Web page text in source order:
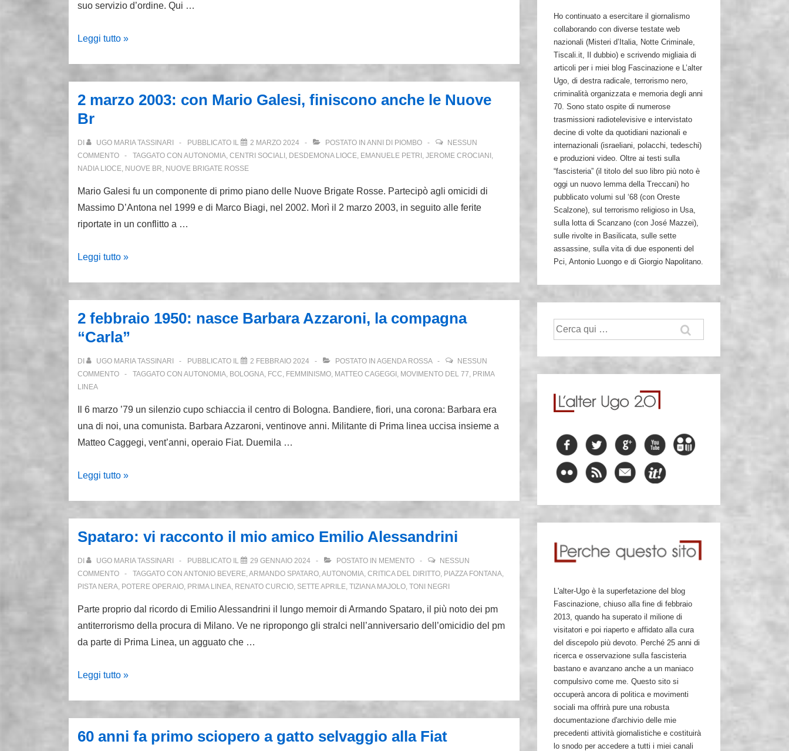
suo servizio d’ordine. Qui …
La
il
comizio,
battaglia
Leggi tutto »
2 marzo 2003: con Mario Galesi, finiscono anche le Nuove
Br
DI UGO MARIA TASSINARI PUBBLICATO IL 2 MARZO 2024 POSTATO IN ANNI DI PIOMBO
NESSUN
COMMENTO
TAGGATO CON AUTONOMIA, CENTRI SOCIALI , DESDEMONA LIOCE, EMANUELE PETRI , JEROME CROCIANI ,
NADIA LIOCE, NUOVE BR, NUOVE BRIGATE ROSSE
Mario Galesi fu un componente di primo piano delle Nuove Brigate Rosse. Partecipò agli omicidi di
Massimo D’Antona nel 1999 e di Marco Biagi, nel 2002. Morì il 2 marzo 2003, in seguito alle ferite
riportate in un conflitto a …
2
Mario
Galesi,
finiscono
anche
le
Nuove
Leggi tutto »
2 febbraio 1950: nasce Barbara Azzaroni, la compagna
“Carla”
DI UGO MARIA TASSINARI PUBBLICATO IL 2 FEBBRAIO 2024 POSTATO IN AGENDA ROSSA
NESSUN
COMMENTO
TAGGATO CON AUTONOMIA, BOLOGNA, FCC, FEMMINISMO, MATTEO CAGEGGI , MOVIMENTO DEL 77, PRIMA
LINEA
Il 6 marzo ’79 un silenzio cupo schiaccia il centro di Bologna. Bandiere, fiori, una corona: Barbara era
una di noi, una comunista. Barbara Azzaroni, ventinove anni. Militante di Prima linea uccisa insieme a
Matteo Caggegi, vent’anni, operaio Fiat. Duemila …
2
Barbara
Azzaroni,
la
compagna
“Carla”
Leggi tutto »
Spataro: vi racconto il mio amico Emilio Alessandrini
DI UGO MARIA TASSINARI PUBBLICATO IL 29 GENNAIO 2024 POSTATO IN MEMENTO
NESSUN
COMMENTO
TAGGATO CON ANTONIO BEVERE,ARMANDO SPATARO,AUTONOMIA, CRITICA DEL DIRITTO, PIAZZA FONTANA,
PISTA NERA, POTERE OPERAIO, PRIMA LINEA, RENATO CURCIO, SETTE APRILE, TIZIANA MAJOLO, TONI NEGRI
Parte proprio dal ricordo di Emilio Alessandrini il lungo memoir di Armando Spataro, il più noto dei pm
antiterrorismo della procura di Milano. Ve ne ripropongo gli stralci nell’anniversario dell’omicidio del pm
da parte di Prima Linea, un agguato che …
Spataro:
mio
Leggi tutto »
60 anni fa primo sciopero a gatto selvaggio alla Fiat
Ho continuato a esercitare il giornalismo
collaborando con diverse testate web
nazionali (Misteri d’Italia, Notte Criminale,
Tiscali.it, Il dubbio) e scrivendo migliaia di
articoli per i miei blog Fascinazione e L’alter
Ugo, di destra radicale, terrorismo nero,
criminalità organizzata e memoria degli anni
70. Sono stato ospite di numerose
trasmissioni radiotelevisive e intervistato
decine di volte da quotidiani nazionali e
internazionali (israeliani, polacchi, tedeschi)
e produzioni video. Oltre ai testi sulla
“fascisteria” (il titolo del suo libro più noto è
oggi un nuovo lemma della Treccani) ho
pubblicato volumi sul ‘68 (con Oreste
Scalzone), sul terrorismo religioso in Usa,
sulla lotta di Scanzano (con José Mazzei),
sulle rivolte in Basilicata, sulle sette
assassine, sulla vita di due esponenti del
Pci, Antonio Luongo e di Giorgio Napolitano.
Cerca:
L'alter-Ugo è la superfetazione del blog
Fascinazione, chiuso alla fine di febbraio
2013, quando ha superato il milione di
visitatori e poi riaperto e affidato alla cura
del discepolo più devoto. Perché 25 anni di
ricerca e osservazione sulla fascisteria
bastano e avanzano anche a un maniaco
compulsivo come me. Questo sito si
occuperà ancora di politica e movimenti
sociali ma offrirà pure una robusta
documentazione d'archivio delle mie
precedenti attività giornalistiche e costituirà
lo snodo per accedere a tutti i miei canali